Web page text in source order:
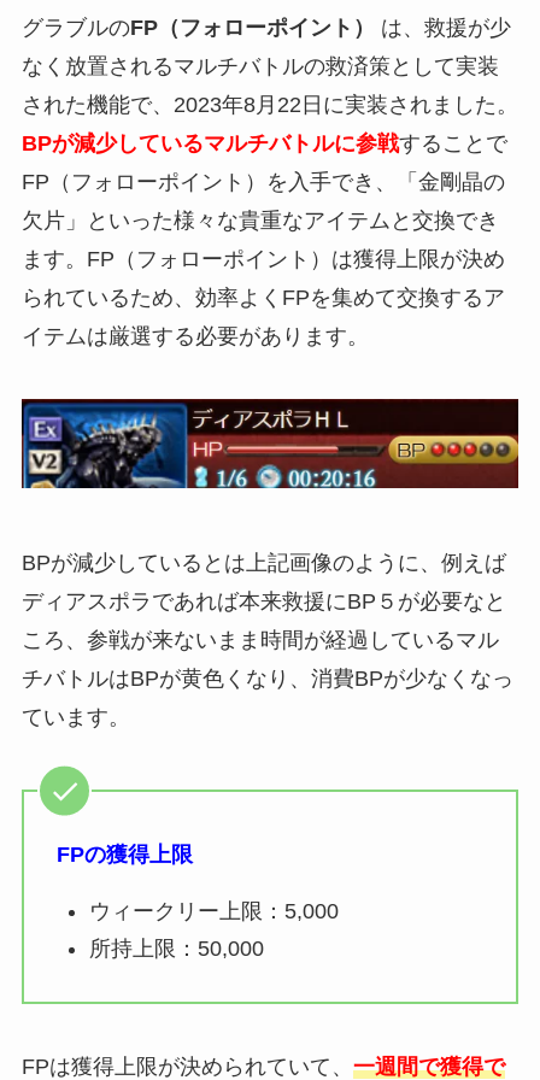
グラブルのFP（フォローポイント）
は、救援が少
なく放置されるマルチバトルの救済策として実装
された機能で、2023年8月22日に実装されました。
BPが減少しているマルチバトルに参戦することで
FP（フォローポイント）を入手でき、「金剛晶の
欠片」といった様々な貴重なアイテムと交換でき
ます。FP（フォローポイント）は獲得上限が決め
られているため、効率よくFPを集めて交換するア
イテムは厳選する必要があります。
BPが減少しているとは上記画像のように、例えば
ディアスポラであれば本来救援にBP５が必要なと
ころ、参戦が来ないまま時間が経過しているマル
チバトルはBPが黄色くなり、消費BPが少なくなっ
ています。
FPの獲得上限
ウィークリー上限：5,000
所持上限：50,000
FPは獲得上限が決められていて、 一週間で獲得で